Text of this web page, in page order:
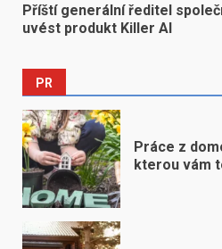
Příští generální ředitel
uvést produkt Killer AI
PR
Práce z
kterou vám